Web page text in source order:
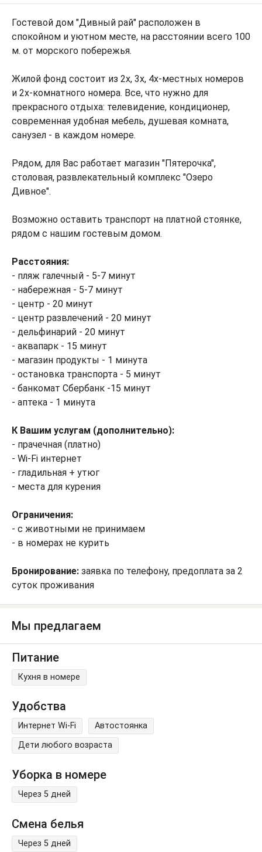
Гостевой дом "Дивный рай" расположен в
спокойном и уютном месте, на расстоянии всего 100
м. от морского побережья.
Жилой фонд состоит из 2х, 3х, 4х-местных номеров
и 2х-комнатного номера. Все, что нужно для
прекрасного отдыха: телевидение, кондиционер,
современная удобная мебель, душевая комната,
санузел - в каждом номере.
Рядом, для Вас работает магазин "Пятерочка",
столовая, развлекательный комплекс "Озеро
Дивное".
Возможно оставить транспорт на платной стоянке,
рядом с нашим гостевым домом.
Расстояния:
- пляж галечный - 5-7 минут
- набережная - 5-7 минут
- центр - 20 минут
- центр развлечений - 20 минут
- дельфинарий - 20 минут
- аквапарк - 15 минут
- магазин продукты - 1 минута
- остановка транспорта - 5 минут
- банкомат Сбербанк -15 минут
- аптека - 1 минута
К Вашим услугам (дополнительно):
- прачечная (платно)
- Wi-Fi интернет
- гладильная + утюг
- места для курения
Ограничения:
- с животными не принимаем
- в номерах не курить
Бронирование: заявка по телефону, предоплата за 2
суток проживания
Мы предлагаем
Питание
Кухня в номере
Удобства
Интернет Wi-Fi
Автостоянка
Дети любого возраста
Уборка в номере
Через 5 дней
Смена белья
Через 5 дней